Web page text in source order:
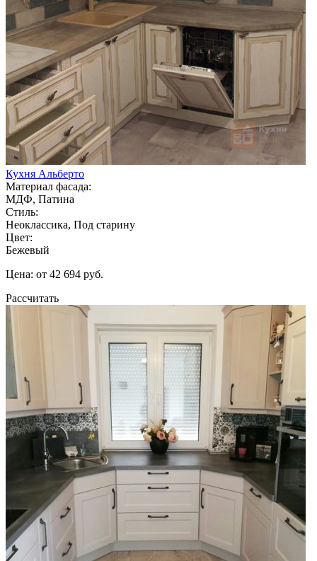
Кухня Альберто
Материал фасада:
МДФ, Патина
Стиль:
Неоклассика, Под старину
Цвет:
Бежевый
Цена: от 42 694 руб.
Рассчитать